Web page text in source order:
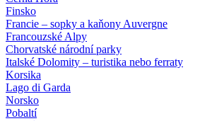
Finsko
Francie – sopky a kaňony Auvergne
Francouzské Alpy
Chorvatské národní parky
Italské Dolomity – turistika nebo ferraty
Korsika
Lago di Garda
Norsko
Pobaltí